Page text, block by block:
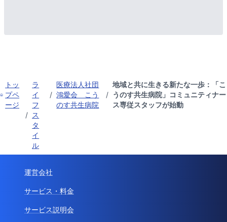
トッ
プペ
ージ
/
ラ
イ
フ
ス
タ
イ
ル
/
医療法人社団
鴻愛会 こう
のす共生病院
/
地域と共に生きる新たな一歩：「こ
うのす共生病院」コミュニティナー
ス専従スタッフが始動
運営会社
サービス・料金
サービス説明会